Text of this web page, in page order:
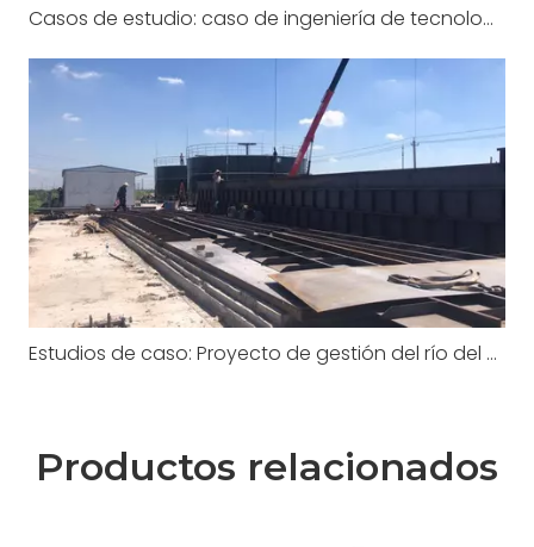
Casos de estudio: caso de ingeniería de tecnología de flotación por aire disuelto en una planta de agua con fuente de agua de baja turbidez y alto contenido de algas
Estudios de caso: Proyecto de gestión del río del parque científico del distrito de Jiangning
Productos relacionados